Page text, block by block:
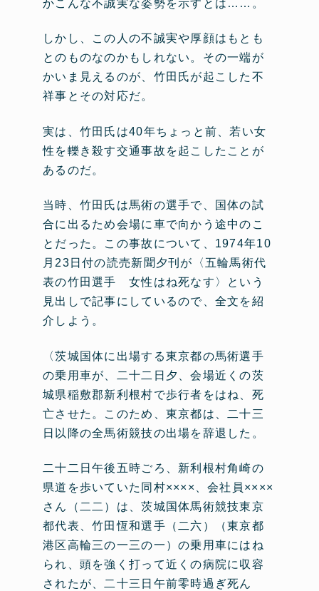
かこんな不誠実な姿勢を示すとは……。
しかし、この人の不誠実や厚顔はもとも
とのものなのかもしれない。その一端が
かいま見えるのが、竹田氏が起こした不
祥事とその対応だ。
実は、竹田氏は40年ちょっと前、若い女
性を轢き殺す交通事故を起こしたことが
あるのだ。
当時、竹田氏は馬術の選手で、国体の試
合に出るため会場に車で向かう途中のこ
とだった。この事故について、1974年10
月23日付の読売新聞夕刊が〈五輪馬術代
表の竹田選手 女性はね死なす〉という
見出しで記事にしているので、全文を紹
介しよう。
〈茨城国体に出場する東京都の馬術選手
の乗用車が、二十二日夕、会場近くの茨
城県稲敷郡新利根村で歩行者をはね、死
亡させた。このため、東京都は、二十三
日以降の全馬術競技の出場を辞退した。
二十二日午後五時ごろ、新利根村角崎の
県道を歩いていた同村××××、会社員××××
さん（二二）は、茨城国体馬術競技東京
都代表、竹田恆和選手（二六）（東京都
港区高輪三の一三の一）の乗用車にはね
られ、頭を強く打って近くの病院に収容
されたが、二十三日午前零時過ぎ死ん